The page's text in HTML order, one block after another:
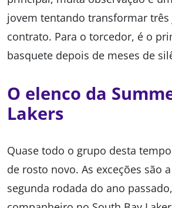
jovem tentando transformar
contrato. Para o torcedor, é o
basquete depois de meses de
O elenco da
Lakers
Quase todo o grupo desta
de rosto novo. As exceções são
segunda rodada do ano